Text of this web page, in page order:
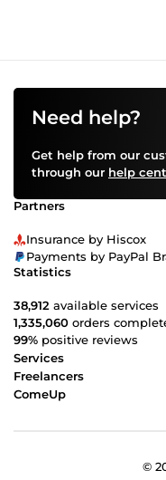
Need help?
Get help from our
through our help
Partners
Insurance by Hiscox
Payments by PayPal
Statistics
38,912 available services
1,335,060 orders
99% positive reviews
Services
Freelancers
ComeUp
©